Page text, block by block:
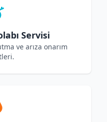
Servisi
ve arıza onarım